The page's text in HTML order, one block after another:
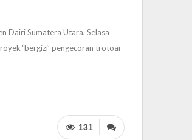
Dairi Sumatera Utara, Selasa
‘bergizi’ pengecoran trotoar
131